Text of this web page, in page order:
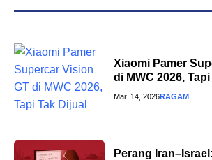
Xiaomi Pamer
di MWC 2026, Tapi
Mar. 14, 2026RAGAM
Perang